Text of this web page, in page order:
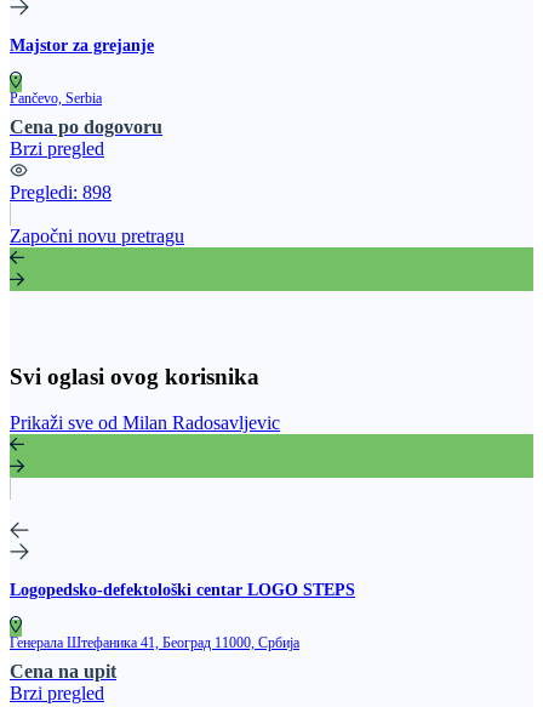
Majstor za grejanje
Pančevo, Serbia
Cena po dogovoru
Brzi pregled
Pregledi: 898
Započni novu pretragu
Svi oglasi ovog korisnika
Prikaži sve od Milan Radosavljevic
Logopedsko-defektološki centar LOGO STEPS
Генерала Штефаника 41, Београд 11000, Србија
Cena na upit
Brzi pregled